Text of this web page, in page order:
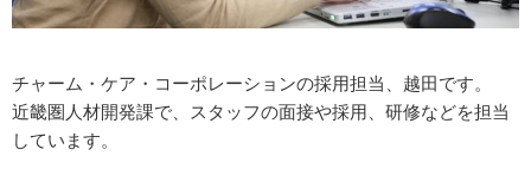
チャーム・ケア・コーポレーションの採用担当、越田です。
近畿圏人材開発課で、スタッフの面接や採用、研修などを担当
しています。